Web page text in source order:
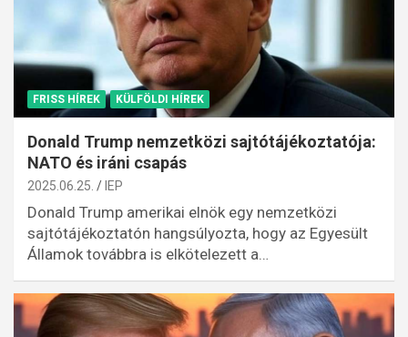
FRISS HÍREK KÜLFÖLDI HÍREK
Donald Trump nemzetközi sajtótájékoztatója:
NATO és iráni csapás
2025.06.25. IEP
Donald Trump amerikai elnök egy nemzetközi
sajtótájékoztatón hangsúlyozta, hogy az Egyesült
Államok továbbra is elkötelezett a…